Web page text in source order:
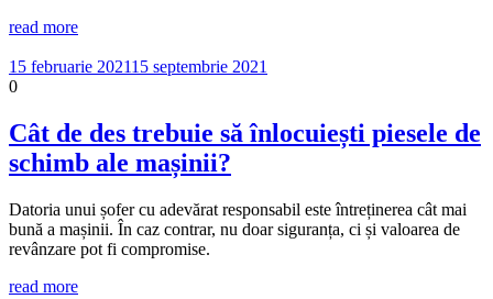
read more
15 februarie 202115 septembrie 2021
0
Cât de des trebuie să înlocuiești piesele de
schimb ale mașinii?
Datoria unui șofer cu adevărat responsabil este întreținerea cât mai
bună a mașinii. În caz contrar, nu doar siguranța, ci și valoarea de
revânzare pot fi compromise.
read more